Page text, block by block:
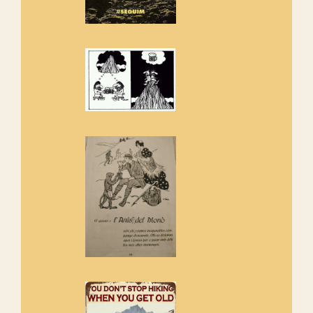
Els Centpeus estem implicats
de l'entorn de Sant Aniol